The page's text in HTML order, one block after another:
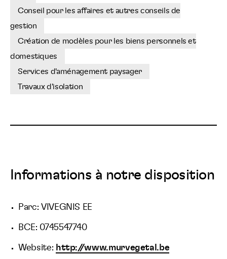
Conseil pour les affaires et autres conseils de
gestion
Création de modèles pour les biens personnels et
domestiques
Services d'aménagement paysager
Travaux d'isolation
Informations à notre disposition
Parc: VIVEGNIS EE
BCE: 0745547740
Website: http://www.murvegetal.be